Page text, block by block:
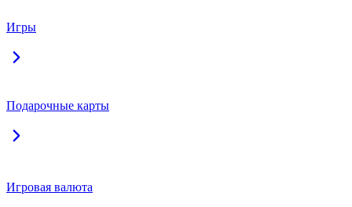
Игры
Подарочные карты
Игровая валюта